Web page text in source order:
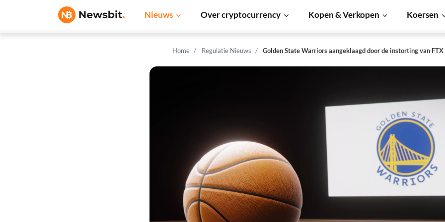
Nieuws Over cryptocurrency Kopen & Verkopen Koersen
Home Regulatie Nieuws Golden State Warriors aangeklaagd door de instorting van FTX